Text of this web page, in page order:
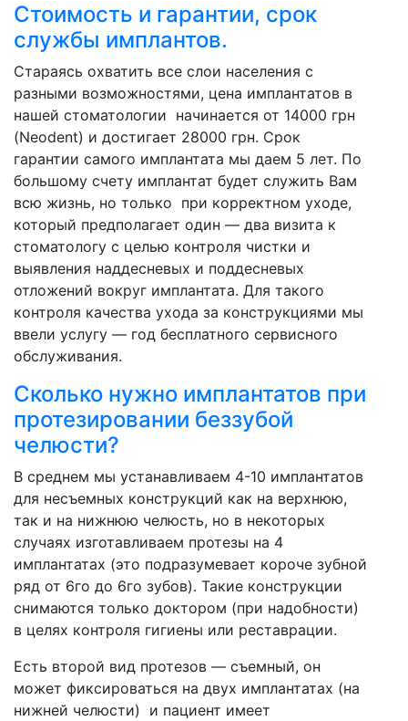
Стоимость и гарантии, срок
службы имплантов.
Стараясь охватить все слои населения с
разными возможностями, цена имплантатов в
нашей стоматологии начинается от 14000 грн
(Neodent) и достигает 28000 грн. Срок
гарантии самого имплантата мы даем 5 лет. По
большому счету имплантат будет служить Вам
всю жизнь, но только при корректном уходе,
который предполагает один — два визита к
стоматологу с целью контроля чистки и
выявления наддесневых и поддесневых
отложений вокруг имплантата. Для такого
контроля качества ухода за конструкциями мы
ввели услугу — год бесплатного сервисного
обслуживания.
Сколько нужно имплантатов при
протезировании беззубой
челюсти?
В среднем мы устанавливаем 4-10 имплантатов
для несъемных конструкций как на верхнюю,
так и на нижнюю челюсть, но в некоторых
случаях изготавливаем протезы на 4
имплантатах (это подразумевает короче зубной
ряд от 6го до 6го зубов). Такие конструкции
снимаются только доктором (при надобности)
в целях контроля гигиены или реставрации.
Есть второй вид протезов — съемный, он
может фиксироваться на двух имплантатах (на
нижней челюсти) и пациент имеет